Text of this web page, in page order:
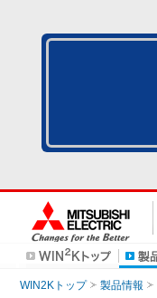
WIN2Kトップ 製品情報